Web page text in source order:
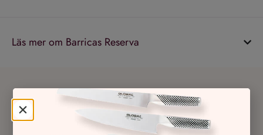
Läs mer om Barricas Reserva
Användarrecensioner av Barricas
Reserva